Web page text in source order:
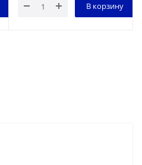
В корзину